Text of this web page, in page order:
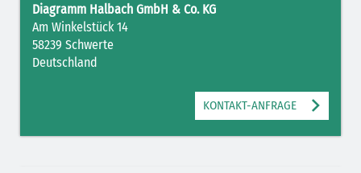
Diagramm Halbach GmbH & Co. KG
Am Winkelstück 14
58239 Schwerte
Deutschland
KONTAKT-ANFRAGE